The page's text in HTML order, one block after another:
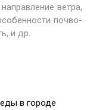
ветра,
почво-
и др.
в городе